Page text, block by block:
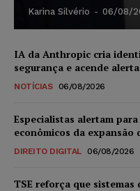
Karina Silvério - 06/08/
IA da Anthropic cria
segurança e acende
NOTÍCIAS 06/08/2026
Especialistas alertam
econômicos da
DIREITO DIGITAL 06/08/2026
TSE reforça que